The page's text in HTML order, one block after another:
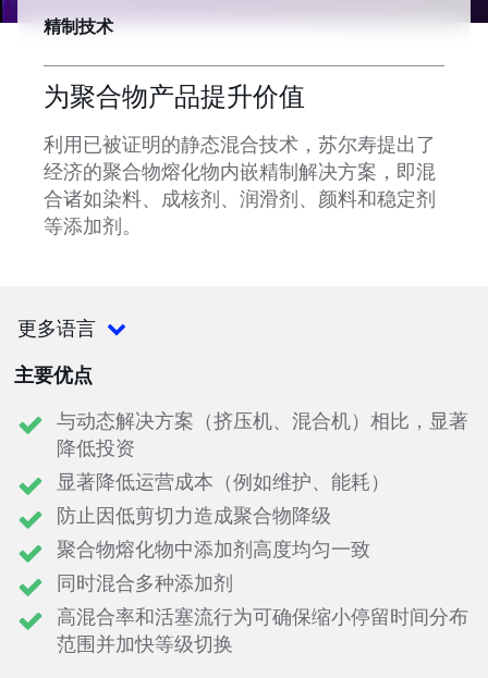
精制技术
为聚合物产品提升价值
利用已被证明的静态混合技术，苏尔寿提出了
经济的聚合物熔化物内嵌精制解决方案，即混
合诸如染料、成核剂、润滑剂、颜料和稳定剂
等添加剂。
更多语言
主要优点
与动态解决方案（挤压机、混合机）相比，显著
降低投资
显著降低运营成本（例如维护、能耗）
防止因低剪切力造成聚合物降级
聚合物熔化物中添加剂高度均匀一致
同时混合多种添加剂
高混合率和活塞流行为可确保缩小停留时间分布
范围并加快等级切换